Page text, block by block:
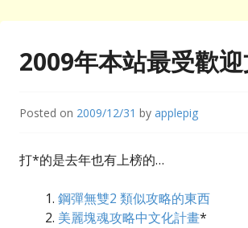
2009年本站最受歡
Posted on 2009/12/31 by applepig
打*的是去年也有上榜的…
鋼彈無雙2 類似攻略的東西
美麗塊魂攻略中文化計畫*